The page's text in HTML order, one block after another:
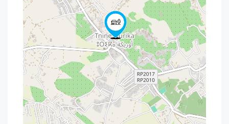
terrain titré ourika
terrain 1 hectare ourika
terrain avec maison ourika
terrain à vendre marrakech ourika
investissement immobilier ourika